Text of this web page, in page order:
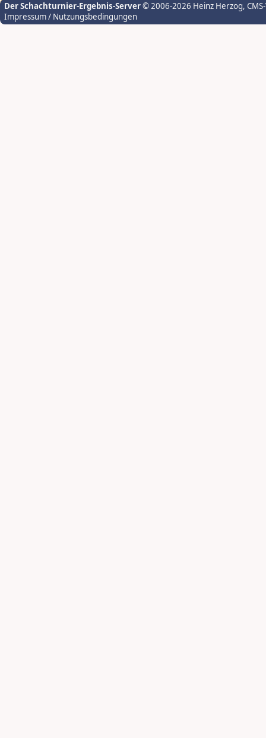
Der Schachturnier-Ergebnis-Server© 2006-2026 Heinz Herzog,
Impressum / Nutzungsbedingungen